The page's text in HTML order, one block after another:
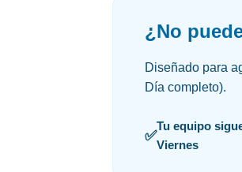
¿No
Diseñado para
Día completo).
Tu equipo
Viernes